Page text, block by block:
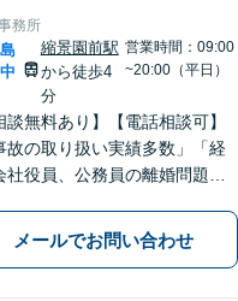
務所
縮景園前駅
から徒歩4
分
営業時間：09:00
~20:00（平日）
談無料あり】【電話相談可】
故の取り扱い実績多数」「経
社役員、公務員の離婚問題に
【休日・夜間面談対応】【縮
4分】
メールでお問い合わせ